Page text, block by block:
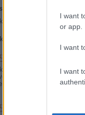
I want
or app.
I want
I want
trackback címe:
api/trackback/
pingbackek:
Atomot a népnek!
Pistabácsi és
Bajnaiék hű
új egységének a
Atomot a népnek!